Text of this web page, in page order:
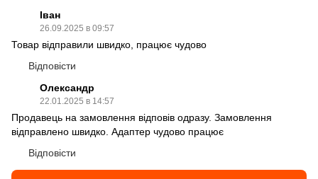
Іван
26.09.2025 в 09:57
Товар відправили швидко, працює чудово
Відповісти
Олександр
22.01.2025 в 14:57
Продавець на замовлення відповів одразу. Замовлення
відправлено швидко. Адаптер чудово працює
Відповісти